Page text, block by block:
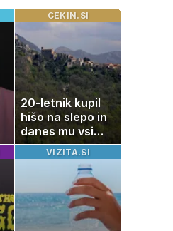
CEKIN.SI
20-letnik kupil
hišo na slepo in
danes mu vsi
zavidajoVIZITA.SI